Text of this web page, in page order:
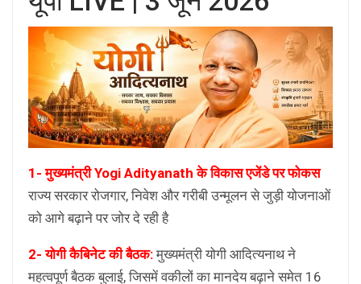
1- मुख्यमंत्रीYogi Adityanath के विकास एजेंडे पर फोकस
राज्य सरकार रोजगार, निवेश और गरीबी उन्मूलन से जुड़ी योजनाओं
को आगे बढ़ाने पर जोर दे रही है
2- योगी कैबिनेट की बैठक: मुख्यमंत्री योगी आदित्यनाथ ने
महत्वपूर्ण बैठक बुलाई, जिसमें वकीलों का मानदेय बढ़ाने समेत 16